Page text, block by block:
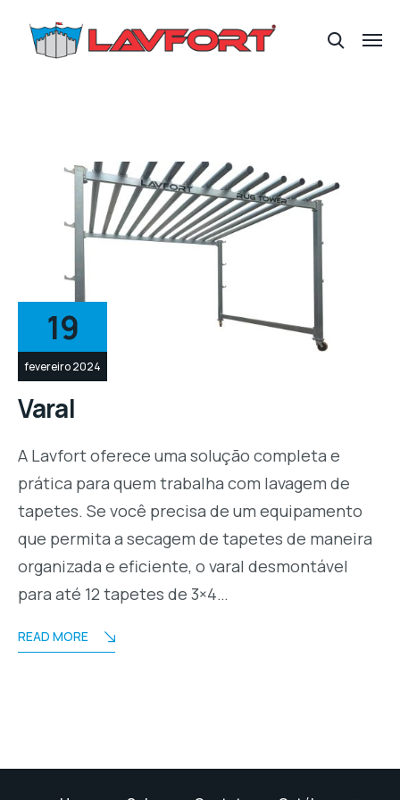
19
fevereiro 2024
Varal
A Lavfort oferece uma solução completa e
prática para quem trabalha com lavagem de
tapetes. Se você precisa de um equipamento
que permita a secagem de tapetes de maneira
organizada e eficiente, o varal desmontável
para até 12 tapetes de 3×4…
READ MORE